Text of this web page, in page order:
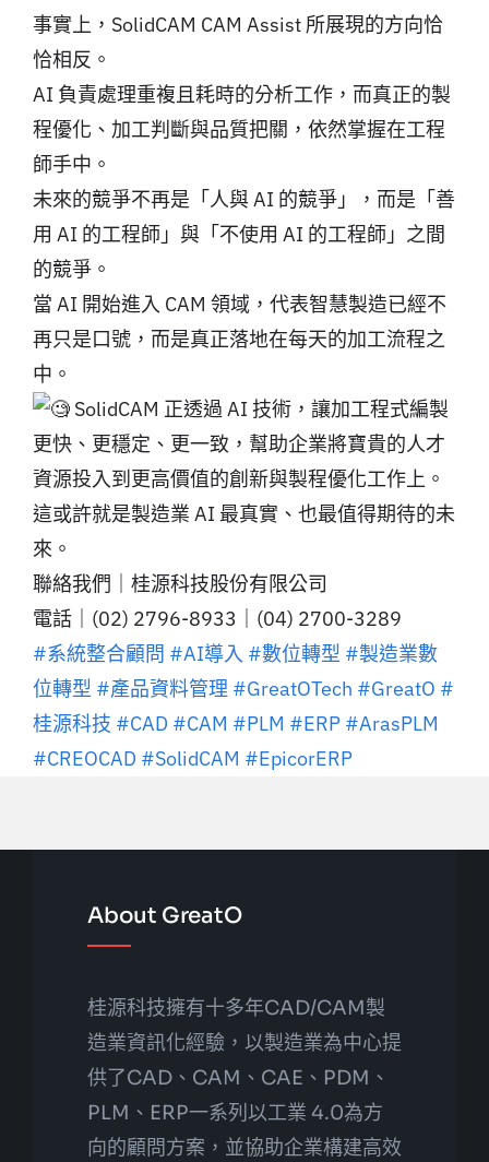
事實上，SolidCAM CAM Assist 所展現的方向恰
恰相反。
AI 負責處理重複且耗時的分析工作，而真正的製
程優化、加工判斷與品質把關，依然掌握在工程
師手中。
未來的競爭不再是「人與 AI 的競爭」，而是「善
用 AI 的工程師」與「不使用 AI 的工程師」之間
的競爭。
當 AI 開始進入 CAM 領域，代表智慧製造已經不
再只是口號，而是真正落地在每天的加工流程之
中。
SolidCAM 正透過 AI 技術，讓加工程式編製
更快、更穩定、更一致，幫助企業將寶貴的人才
資源投入到更高價值的創新與製程優化工作上。
這或許就是製造業 AI 最真實、也最值得期待的未
來。
聯絡我們｜桂源科技股份有限公司
電話｜(02) 2796-8933｜(04) 2700-3289
#系統整合顧問 #AI導入 #數位轉型 #製造業數
位轉型 #產品資料管理 #GreatOTech #GreatO #
桂源科技 #CAD #CAM #PLM #ERP #ArasPLM
#CREOCAD #SolidCAM #EpicorERP
About GreatO
桂源科技擁有十多年CAD/CAM製
造業資訊化經驗，以製造業為中心提
供了CAD、CAM、CAE、PDM、
PLM、ERP一系列以工業 4.0為方
向的顧問方案，並協助企業構建高效